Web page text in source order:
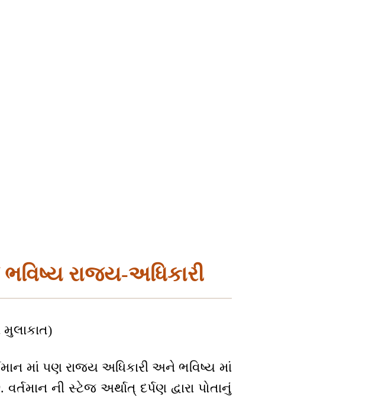
રાજ્ય-અધિકારી
મુલાકાત)
માં પણ રાજ્ય અધિકારી અને ભવિષ્ય માં
ની સ્ટેજ અર્થાત્ દર્પણ દ્વારા પોતાનું